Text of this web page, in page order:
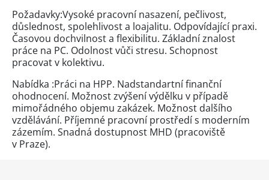
Požadavky:Vysoké pracovní nasazení, pečlivost,
důslednost, spolehlivost a loajalitu. Odpovídající praxi.
Časovou dochvilnost a flexibilitu. Základní znalost
práce na PC. Odolnost vůči stresu. Schopnost
pracovat v kolektivu.
Nabídka :Práci na HPP. Nadstandartní finanční
ohodnocení. Možnost zvýšení výdělku v případě
mimořádného objemu zakázek. Možnost dalšího
vzdělávání. Příjemné pracovní prostředí s moderním
zázemím. Snadná dostupnost MHD (pracoviště
v Praze).